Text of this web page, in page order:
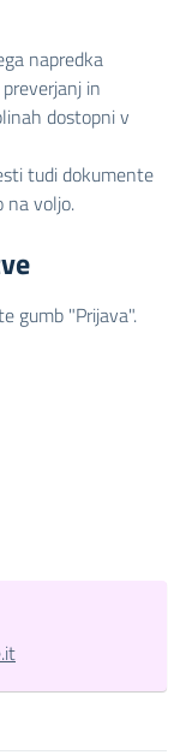
napredka
in
dostopni v
tudi dokumente
na voljo.
gumb "Prijava".